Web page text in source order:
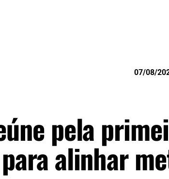
07/08/
pela
alinhar